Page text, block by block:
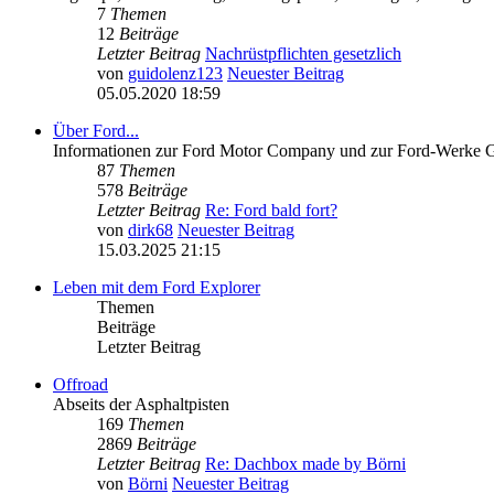
7 Themen
12 Beiträge
Letzter Beitrag Nachrüstpflichten gesetzlich
von guidolenz123 Neuester Beitrag
05.05.2020 18:59
Über Ford...
Informationen zur Ford Motor Company und zur Ford-Werke
87 Themen
578 Beiträge
Letzter Beitrag Re: Ford bald fort?
von dirk68 Neuester Beitrag
15.03.2025 21:15
Leben mit dem Ford Explorer
Themen
Beiträge
Letzter Beitrag
Offroad
Abseits der Asphaltpisten
169 Themen
2869 Beiträge
Letzter Beitrag Re: Dachbox made by Börni
von Börni Neuester Beitrag